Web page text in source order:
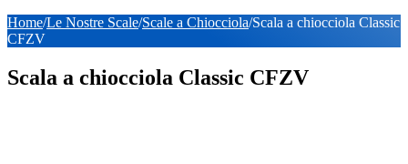
Home/Le Nostre Scale/Scale a Chiocciola/Scala a chiocciola Classic
CFZV
Scala a chiocciola Classic CFZV